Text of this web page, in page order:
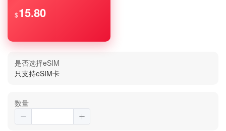
$15.80
是否选择eSIM
只支持eSIM卡
数量